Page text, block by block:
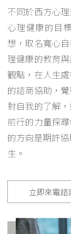
不同於西方心
心理健康的目
想，取名寬心
理健康的教育
觀點，在人生
的諮商協助，
對自我的了解
前行的力量探
的方向是期許
生。
立即來電諮